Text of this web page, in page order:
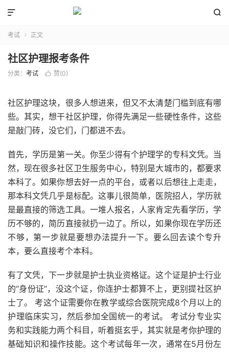


考试  正文
社区护理报考条件
分类： 考试  赞(0)
社区护理这块，很多人想进来，但又不太清楚门槛到底有哪
些。其实，想干社区护理，你得先满足一些硬性条件，这些
是敲门砖，没它们，门都进不去。
首先，学历是第一关。你至少得有个护理学的专科文凭。当
然，现在很多社区卫生服务中心，特别是大城市的，都要求
本科了。如果你想去好一点的平台，或者以后想往上走走，
那本科文凭几乎是标配。这事儿很简单，医院招人，学历就
是最直接的筛选工具。一堆人报名，人家肯定先看学历，学
历不够的，简历直接就扔一边了。所以，如果你现在学历还
不够，第一步就是要想办法提升一下。要么回去读个专升
本，要么直接考个本科。
有了文凭，下一步就是护士执业资格证。这个证是护士行业
的“身份证”，没这个证，你连护士都算不上，更别提社区护
士了。 考这个证需要你在教学或综合医院完成8个月以上的
护理临床实习，然后参加全国统一的考试。 考试分专业实
务和实践能力两个科目，听着挺玄乎，其实就是考你护理的
基础知识和操作技能。这个考试每年一次，通常在5月份左